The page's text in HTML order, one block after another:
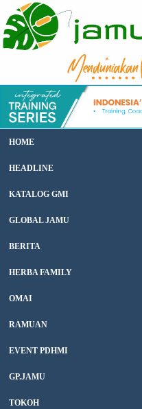
HOME
HEADLINE
KATALOG GMI
GLOBAL JAMU
BERITA
HERBA FAMILY
OMAI
RAMUAN
EVENT PDHMI
GP.JAMU
TOKOH